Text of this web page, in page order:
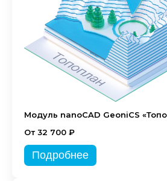
Модуль nanoCAD GeoniCS
От 32 700 ₽
Подробнее